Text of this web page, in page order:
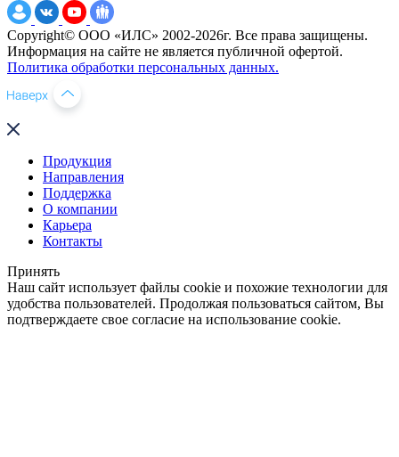
Copyright© ООО «ИЛС» 2002-2026г. Все права защищены.
Информация на сайте не является публичной офертой.
Политика обработки персональных данных.
Продукция
Направления
Поддержка
О компании
Карьера
Контакты
Принять
Наш сайт использует файлы cookie и похожие технологии для
удобства пользователей. Продолжая пользоваться сайтом, Вы
подтверждаете свое согласие на использование cookie.